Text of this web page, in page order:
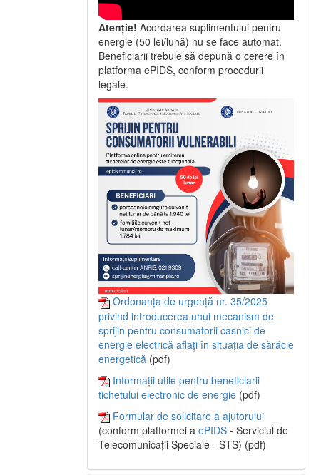
Atenție! Acordarea suplimentului pentru
energie (50 lei/lună) nu se face automat.
Beneficiarii trebuie să depună o cerere în
platforma ePIDS, conform procedurii
legale.
Ordonanța de urgență nr. 35/2025
privind introducerea unui mecanism de
sprijin pentru consumatorii casnici de
energie electrică aflați în situația de sărăcie
energetică (pdf)
Informații utile pentru beneficiarii
tichetului electronic de energie (pdf)
Formular de solicitare a ajutorului
(conform platformei a ePIDS - Serviciul de
Telecomunicații Speciale - STS) (pdf)